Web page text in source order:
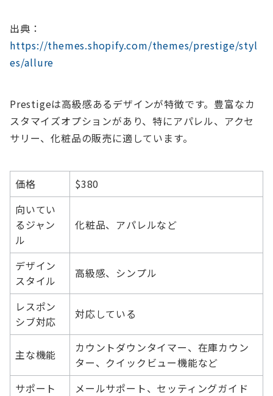
出典：
https://themes.shopify.com/themes/prestige/styl
es/allure
Prestigeは高級感あるデザインが特徴です。豊富なカ
スタマイズオプションがあり、特にアパレル、アクセ
サリー、化粧品の販売に適しています。
価格
$380
向いてい
るジャン
ル
化粧品、アパレルなど
デザイン
スタイル
高級感、シンプル
レスポン
シブ対応
対応している
主な機能
カウントダウンタイマー、在庫カウン
ター、クイックビュー機能など
サポート
メールサポート、セッティングガイド